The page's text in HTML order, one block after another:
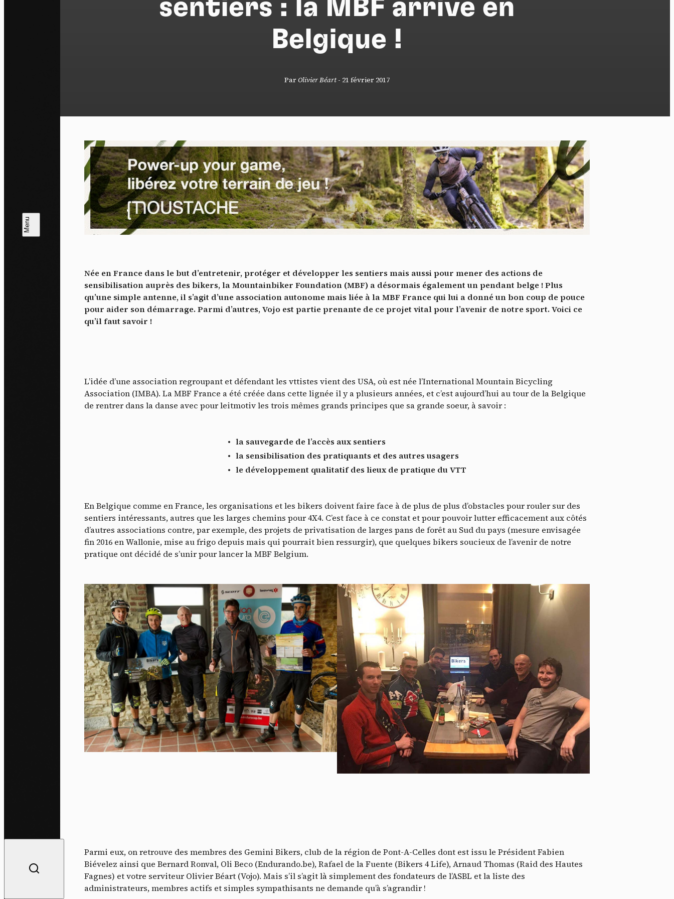
sentiers : la MBF arrive en
Belgique !
ParOlivier Béart- 21 février 2017
Née en France dans le but d’entretenir, protéger et développer les sentiers mais aussi pour mener des actions de
sensibilisation auprès des bikers, la Mountainbiker Foundation (MBF) a désormais également un pendant belge ! Plus
qu’une simple antenne, il s’agit d’une association autonome mais liée à la MBF France qui lui a donné un bon coup de pouce
pour aider son démarrage. Parmi d’autres, Vojo est partie prenante de ce projet vital pour l’avenir de notre sport. Voici ce
qu’il faut savoir !
L’idée d’une association regroupant et défendant les vttistes vient des USA, où est née l’International Mountain Bicycling
Association (IMBA). La MBF France a été créée dans cette lignée il y a plusieurs années, et c’est aujourd’hui au tour de la Belgique
de rentrer dans la danse avec pour leitmotiv les trois mêmes grands principes que sa grande soeur, à savoir :
la sauvegarde de l’accès aux sentiers
la sensibilisation des pratiquants et des autres usagers
le développement qualitatif des lieux de pratique du VTT
En Belgique comme en France, les organisations et les bikers doivent faire face à de plus de plus d’obstacles pour rouler sur des
sentiers intéressants, autres que les larges chemins pour 4X4. C’est face à ce constat et pour pouvoir lutter efficacement aux côtés
d’autres associations contre, par exemple, des projets de privatisation de larges pans de forêt au Sud du pays (mesure envisagée
fin 2016 en Wallonie, mise au frigo depuis mais qui pourrait bien ressurgir), que quelques bikers soucieux de l’avenir de notre
pratique ont décidé de s’unir pour lancer la MBF Belgium.
Parmi eux, on retrouve des membres des Gemini Bikers, club de la région de Pont-A-Celles dont est issu le Président Fabien
Biévelez ainsi que Bernard Ronval, Oli Beco (Endurando.be), Rafael de la Fuente (Bikers 4 Life), Arnaud Thomas (Raid des Hautes
Fagnes) et votre serviteur Olivier Béart (Vojo). Mais s’il s’agit là simplement des fondateurs de l’ASBL et la liste des
administrateurs, membres actifs et simples sympathisants ne demande qu’à s’agrandir !
J'accepte de recevoir cette lettre d'information et je comprends que je peux facilement me
désinscrire à tout moment
Je m’abonne
Politique de confidentialité
Tout accepter Tout refuser
Vidéos
Vimeo interdit Ce service peut déposer 8 cookies.
Autoriser Interdire